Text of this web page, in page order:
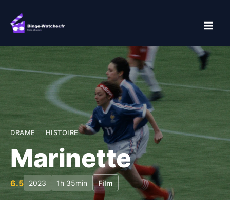
contenu
DRAME HISTOIRE
Marinette
6.5 2023 1h 35min Film